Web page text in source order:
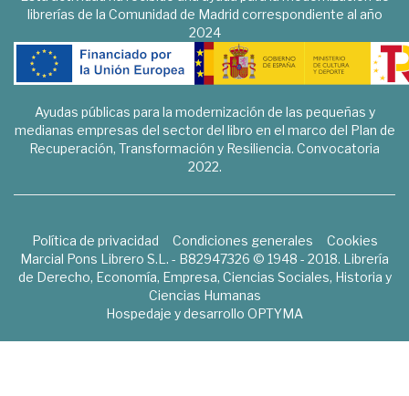
librerías de la Comunidad de Madrid correspondiente al año
2024
Ayudas públicas para la modernización de las pequeñas y
medianas empresas del sector del libro en el marco del Plan de
Recuperación, Transformación y Resiliencia. Convocatoria
2022.
Política de privacidad Condiciones generales
Cookies
Marcial Pons Librero S.L. - B82947326 © 1948 - 2018. Librería
de Derecho, Economía, Empresa, Ciencias Sociales, Historia y
Ciencias Humanas
Hospedaje y desarrollo OPTYMA